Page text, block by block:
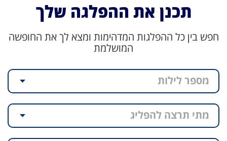
תכנן את ההפלגה שלך
חפש בין כל ההפלגות המדהימות ומצא לך את החופשה
המושלמת
מספר לילות
מתי תרצה להפליג